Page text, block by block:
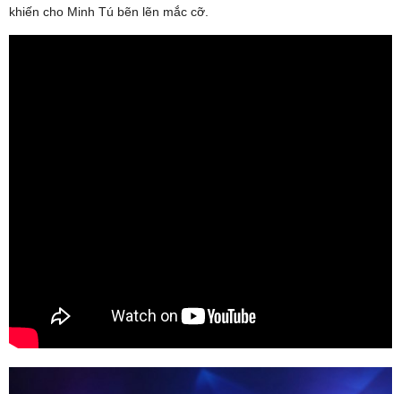
khiến cho Minh Tú bẽn lẽn mắc cỡ.